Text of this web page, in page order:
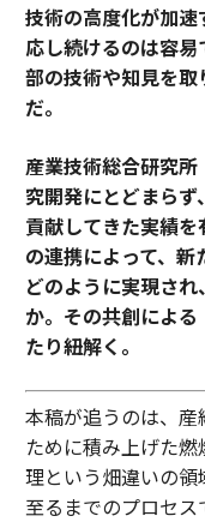
技術の高度化が加
応し続けるのは容
部の技術や知見を
だ。
産業技術総合研究
究開発にとどまら
貢献してきた実績
の連携によって、
どのように実現さ
か。その共創によ
たり紐解く。
本稿が追うのは、
ために積み上げた
理という畑違いの
至るまでのプロセ